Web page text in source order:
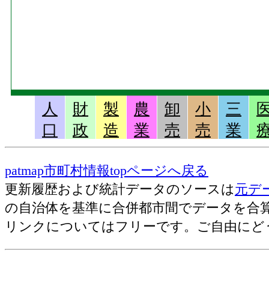
人
口
財
政
製
造
農
業
卸
売
小
売
三
業
patmap市町村情報topページへ戻る
更新履歴および統計データのソースは元デ
の自治体を基準に合併都市間でデータを合
リンクについてはフリーです。ご自由にど